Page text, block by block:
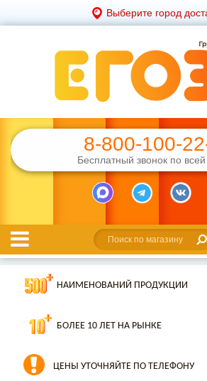
Выберите город
8-800-100-
Бесплатный звонок по
НАИМЕНОВАНИЙ ПРОДУКЦИИ
БОЛЕЕ 10 ЛЕТ НА РЫНКЕ
ЦЕНЫ УТОЧНЯЙТЕ ПО ТЕЛЕФОНУ